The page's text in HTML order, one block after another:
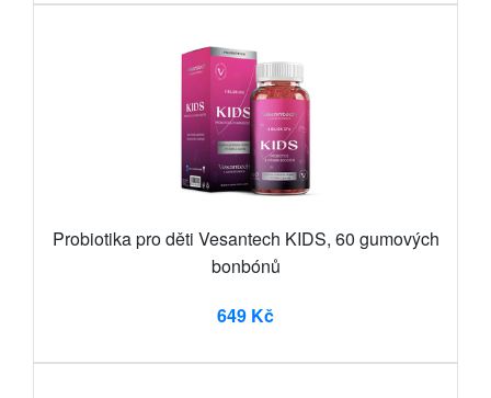
Probiotika pro děti Vesantech KIDS, 60 gumových
bonbónů
649 Kč